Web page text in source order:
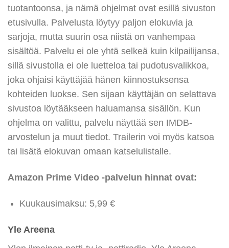
tuotantoonsa, ja nämä ohjelmat ovat esillä sivuston
etusivulla. Palvelusta löytyy paljon elokuvia ja
sarjoja, mutta suurin osa niistä on vanhempaa
sisältöä. Palvelu ei ole yhtä selkeä kuin kilpailijansa,
sillä sivustolla ei ole luetteloa tai pudotusvalikkoa,
joka ohjaisi käyttäjää hänen kiinnostuksensa
kohteiden luokse. Sen sijaan käyttäjän on selattava
sivustoa löytääkseen haluamansa sisällön. Kun
ohjelma on valittu, palvelu näyttää sen IMDB-
arvostelun ja muut tiedot. Trailerin voi myös katsoa
tai lisätä elokuvan omaan katselulistalle.
Amazon Prime Video -palvelun hinnat ovat:
Kuukausimaksu: 5,99 €
Yle Areena